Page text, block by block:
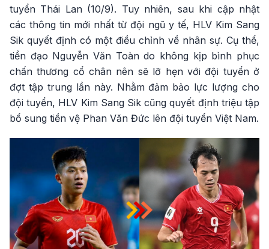
tuyển Thái Lan (10/9). Tuy nhiên, sau khi cập nhật
các thông tin mới nhất từ đội ngũ y tế, HLV Kim Sang
Sik quyết định có một điều chỉnh về nhân sự. Cụ thể,
tiền đạo Nguyễn Văn Toàn do không kịp bình phục
chấn thương cổ chân nên sẽ lỡ hẹn với đội tuyển ở
đợt tập trung lần này. Nhằm đảm bảo lực lượng cho
đội tuyển, HLV Kim Sang Sik cũng quyết định triệu tập
bổ sung tiền vệ Phan Văn Đức lên đội tuyển Việt Nam.